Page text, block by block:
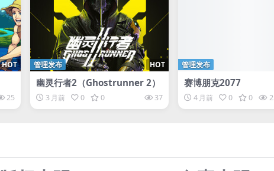
HOT
25
HOT
管理发布
幽灵行者2（Ghostrunner 2）
3 月前 0 0 37
管理发布
赛博朋克2077
4 月前 0 0